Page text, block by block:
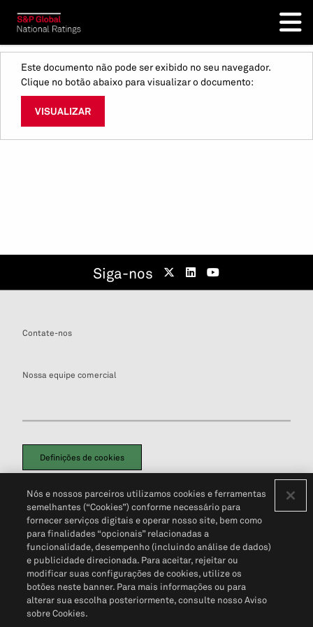
Este documento não pode ser exibido no seu navegador.
Clique no botão abaixo para visualizar o documento:
VISUALIZAR
Siga-nos
Contate-nos
Nossa equipe comercial
Definições de cookies
Política de PrivacidadePortal de privacidade do cliente (em inglês)
Não Venda Minhas Informações Pessoais© 2026 S&P Global
Nós e nossos parceiros utilizamos cookies e ferramentas
semelhantes (“Cookies”) conforme necessário para
fornecer serviços digitais e operar nosso site, bem como
para finalidades “opcionais” relacionadas a
funcionalidade, desempenho (incluindo análise de dados)
e publicidade direcionada. Para aceitar, rejeitar ou
modificar suas configurações de cookies, utilize os
botões neste banner. Para mais informações ou para
alterar sua escolha posteriormente, consulte nosso Aviso
sobre Cookies.